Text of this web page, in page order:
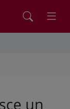
un